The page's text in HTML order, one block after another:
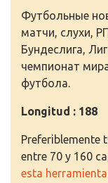
Футбольные
матчи, слухи,
Бундеслига,
чемпионат
футбола.
Longitud : 188
Preferiblemente
entre 70 y 160
esta